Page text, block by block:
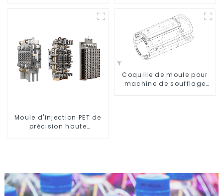
Moule d'injection PET de
précision haute
Coquille de moule pour
machine de soufflage